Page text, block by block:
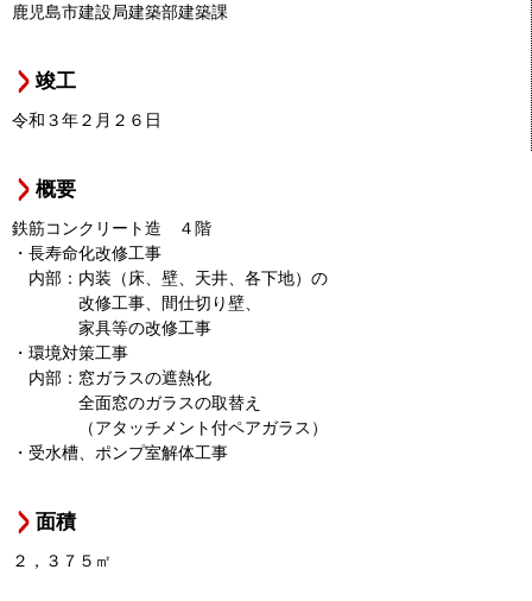
鹿児島市建設局建築部建築課
竣工
令和３年２月２６日
概要
鉄筋コンクリート造 ４階
・長寿命化改修工事
内部：内装（床、壁、天井、各下地）の
改修工事、間仕切り壁、
家具等の改修工事
・環境対策工事
内部：窓ガラスの遮熱化
全面窓のガラスの取替え
（アタッチメント付ペアガラス）
・受水槽、ポンプ室解体工事
面積
２，３７５㎡